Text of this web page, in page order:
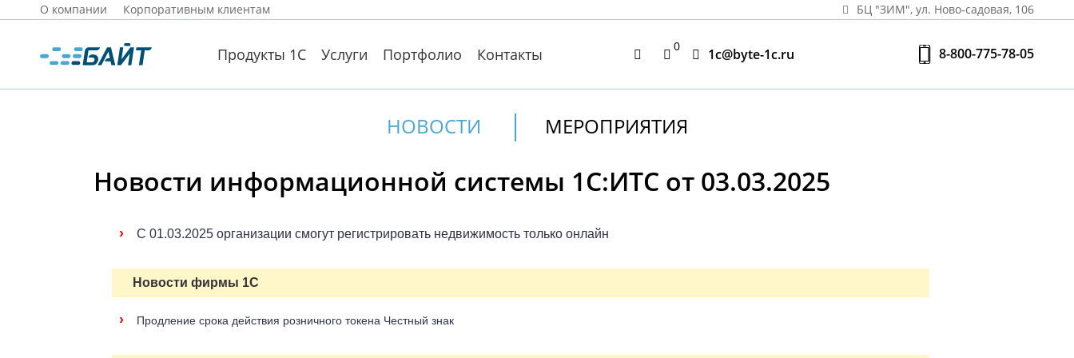
О компании Корпоративным клиентам БЦ "ЗИМ", ул. Ново‑садовая, 106
Продукты 1С Услуги Портфолио Контакты 0 1c@byte-1c.ru 8-800-775-78-05
НОВОСТИ МЕРОПРИЯТИЯ
Новости информационной системы 1С:ИТС от 03.03.2025
› С 01.03.2025 организации смогут регистрировать недвижимость только онлайн
Новости фирмы 1С
› Продление срока действия розничного токена Честный знак